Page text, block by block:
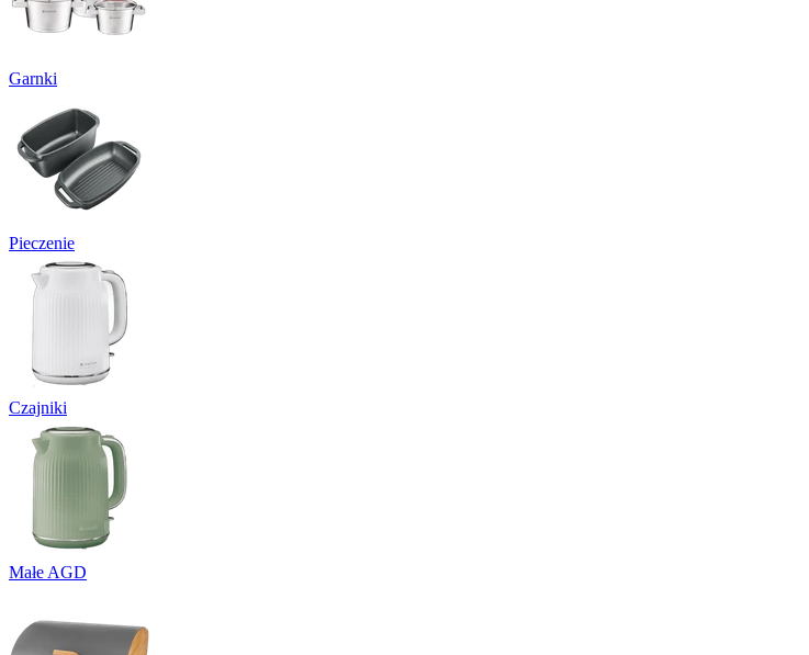
Garnki
Pieczenie
Czajniki
Małe AGD